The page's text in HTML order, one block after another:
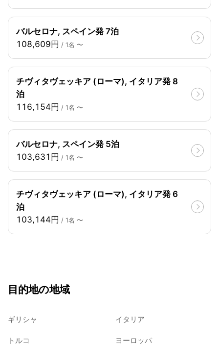
バルセロナ, スペイン発 7泊
108,609円 / 1名 〜
チヴィタヴェッキア (ローマ), イタリア発 8
泊
116,154円 / 1名 〜
バルセロナ, スペイン発 5泊
103,631円 / 1名 〜
チヴィタヴェッキア (ローマ), イタリア発 6
泊
103,144円 / 1名 〜
目的地の地域
ギリシャ イタリア
トルコ ヨーロッパ